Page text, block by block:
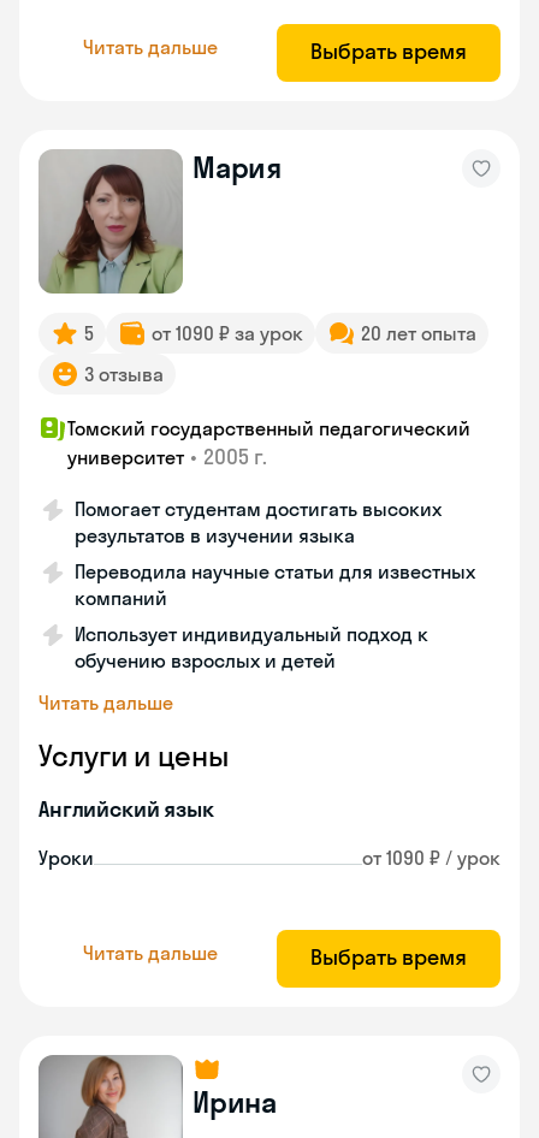
Читать дальше Выбрать время
Мария
5 от 1090 ₽ за урок
20 лет опыта
3 отзыва
Томский государственный педагогический
университет • 2005 г.
Помогает студентам достигать высоких
результатов в изучении языка
Переводила научные статьи для известных
компаний
Использует индивидуальный подход к
обучению взрослых и детей
Читать дальше
Услуги и цены
Английский язык
Уроки от 1090 ₽ / урок
Читать дальше Выбрать время
Ирина